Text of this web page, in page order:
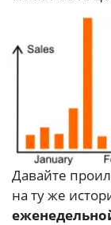
Давайте
на ту же